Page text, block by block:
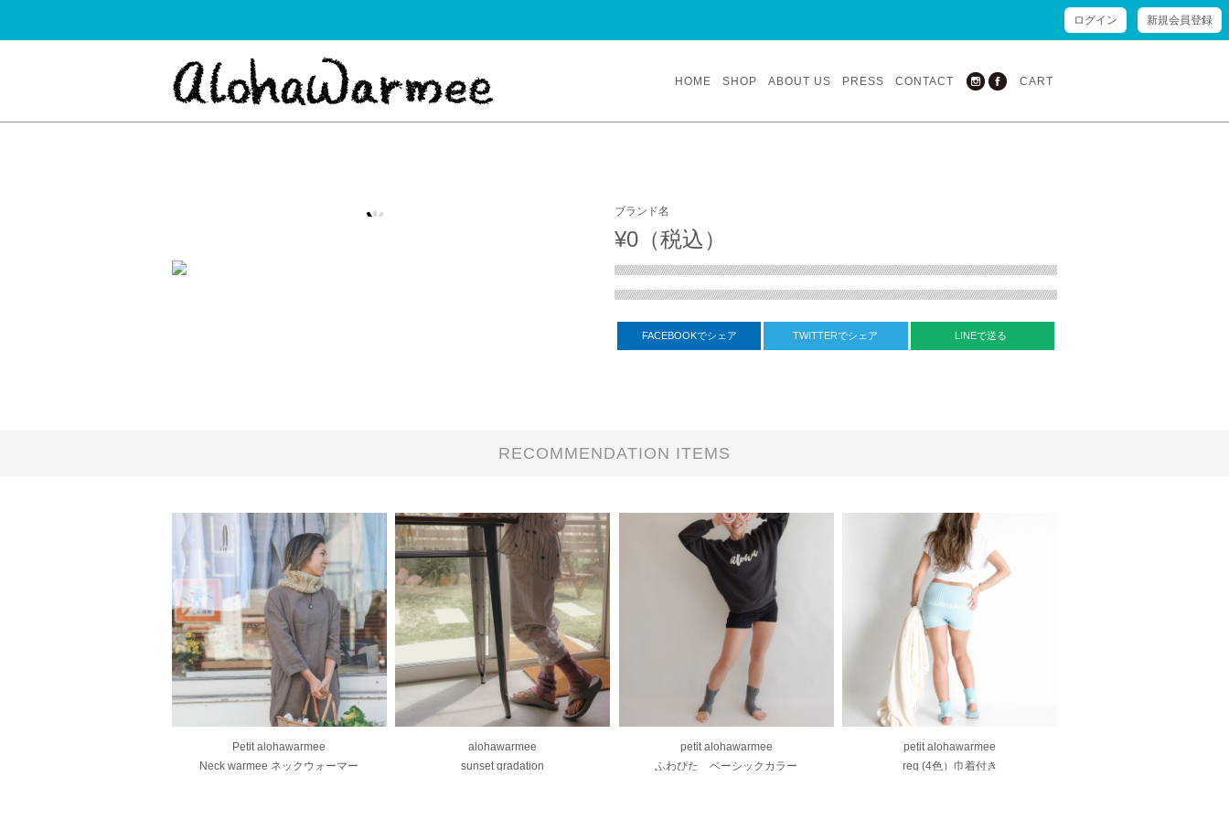
ログイン 新規会員登録
HOME SHOP ABOUT US PRESS CONTACT CART
ブランド名
¥0（税込）
FACEBOOKでシェア TWITTERでシェア LINEで送る
RECOMMENDATION ITEMS
Petit alohawarmee
Neck warmee ネックウォーマー
alohawarmee
sunset gradation
petit alohawarmee
ふわぴた ベーシックカラー
petit alohawarmee
reg (4色）巾着付き